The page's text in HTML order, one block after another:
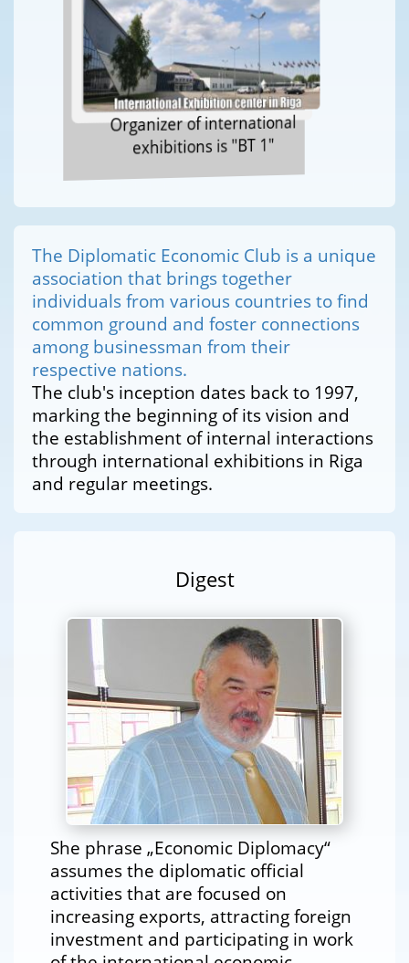
Organizer of international
exhibitions is "BT 1"
The Diplomatic Economic Club is a unique
association that brings together
individuals from various countries to find
common ground and foster connections
among businessman from their
respective nations.
The club's inception dates back to 1997,
marking the beginning of its vision and
the establishment of internal interactions
through international exhibitions in Riga
and regular meetings.
Digest
She phrase „Economic Diplomacy“
assumes the diplomatic official
activities that are focused on
increasing exports, attracting foreign
investment and participating in work